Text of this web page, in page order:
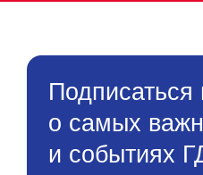
о самых
и событиях